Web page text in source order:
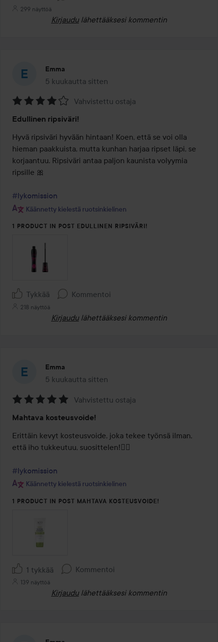
299 näyttöä
Kirjaudu lähettääksesi kommentin
Emma
5 kuukautta sitten
Viesti luotiin 5 kuukautta sitten
4
/
5
Vahvistettu ostaja
Edullinen ripsiväri!
Hyvä ripsiväri hyvään hintaan! Koen, että se voi olla
hieman paakkuista, mutta kunhan harjaa ripset läpi, se
korjaantuu. Ripsiväri antaa paljon kaunista volyymia
ripsille 🎀
#lykomission
Käännetty kielestä ruotsinkielinen
1 PRODUCT IN POST EDULLINEN RIPSIVÄRI!
Tykkää Kommentoi
218 näyttöä
Kirjaudu lähettääksesi kommentin
Emma
5 kuukautta sitten
Viesti luotiin 5 kuukautta sitten
5
/
5
Vahvistettu ostaja
Mahtava kosteusvoide!
Erittäin kevyt kosteusvoide, joka tekee työnsä ilman,
että iho tukkeutuu, suosittelen!👌🏻
#lykomission
Käännetty kielestä ruotsinkielinen
1 PRODUCT IN POST MAHTAVA KOSTEUSVOIDE!
1 tykkää Kommentoi
139 näyttöä
Kirjaudu lähettääksesi kommentin